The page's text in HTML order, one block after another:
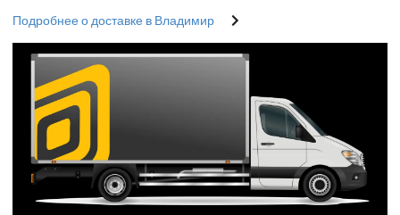
Подробнее о доставке в Владимир